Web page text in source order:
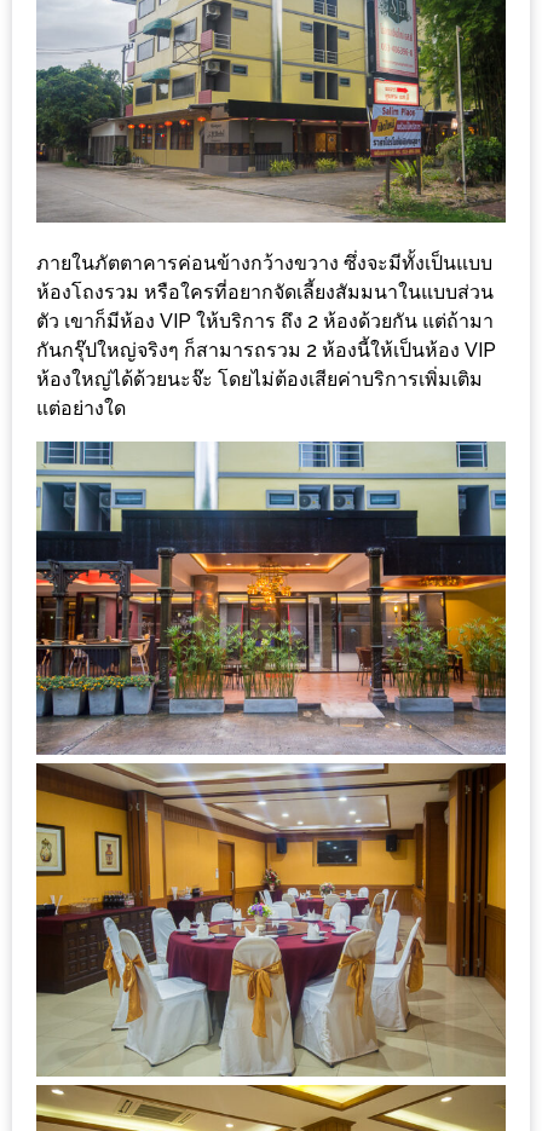
มา
ลอง
ถนน
คน
เดิน
วัน
อาทิตย์
เชียงใหม่
CART
–
บาร์บีคิว
สาว
เหนือ
กับ
สลัด
หนุ่ม
บ้านนา
เมนู
เด็ด
จาก
ANNA
FARM
ที่
เอาชนะ
ใจ
กรรมการ
จาก
THE
ภายในภัตตาคารค่อนข้างกว้างขวาง ซึ่งจะมีทั้งเป็นแบบ
ห้องโถงรวม หรือใครที่อยากจัดเลี้ยงสัมมนาในแบบส่วน
ตัว เขาก็มีห้อง VIP ให้บริการ ถึง 2 ห้องด้วยกัน แต่ถ้ามา
กันกรุ๊ปใหญ่จริงๆ ก็สามารถรวม 2 ห้องนี้ให้เป็นห้อง VIP
ห้องใหญ่ได้ด้วยนะจ๊ะ โดยไม่ต้องเสียค่าบริการเพิ่มเติม
แต่อย่างใด